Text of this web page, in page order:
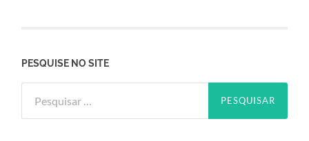
PESQUISE NO SITE
por: